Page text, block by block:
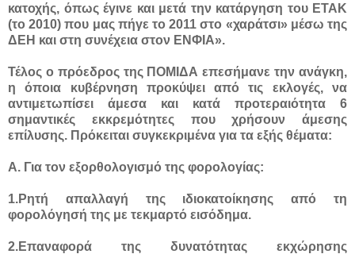
κατοχής, όπως έγινε και μετά την κατάργηση του ΕΤΑΚ
(το 2010) που μας πήγε το 2011 στο «χαράτσι» μέσω της
ΔΕΗ και στη συνέχεια στον ΕΝΦΙΑ».
Τέλος ο πρόεδρος της ΠΟΜΙΔΑ επεσήμανε την ανάγκη,
η όποια κυβέρνηση προκύψει από τις εκλογές, να
αντιμετωπίσει άμεσα και κατά προτεραιότητα 6
σημαντικές εκκρεμότητες που χρήσουν άμεσης
επίλυσης. Πρόκειται συγκεκριμένα για τα εξής θέματα:
Α. Για τον εξορθολογισμό της φορολογίας:
1.Ρητή απαλλαγή της ιδιοκατοίκησης από τη
φορολόγησή της με τεκμαρτό εισόδημα.
2.Επαναφορά της δυνατότητας εκχώρησης